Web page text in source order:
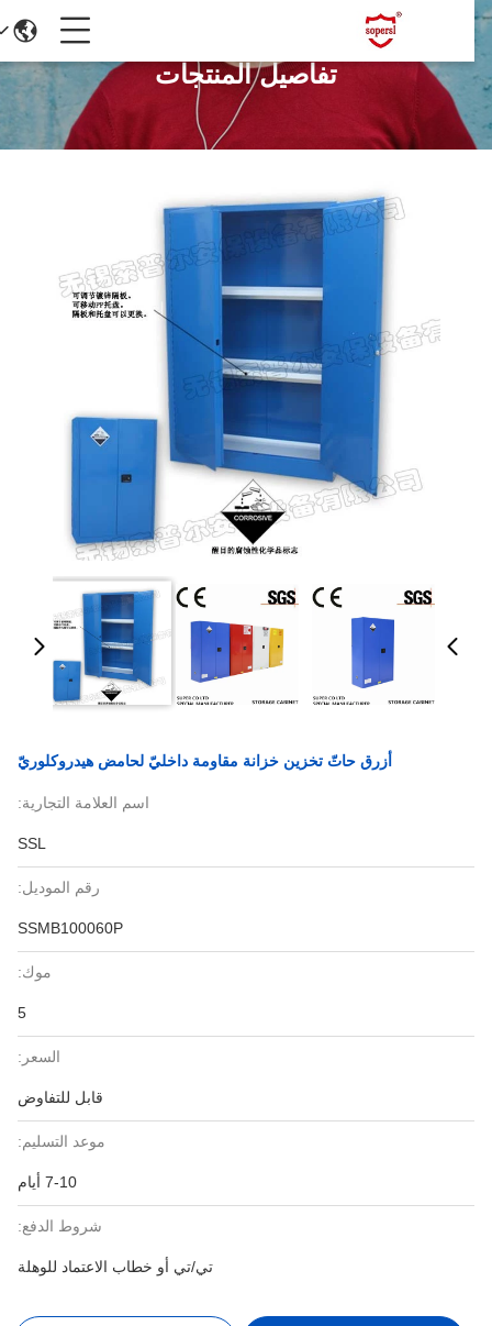
تفاصيل المنتجات
أزرق حاتّ تخزين خزانة مقاومة داخليّ لحامض هيدروكلوريّ
اسم العلامة التجارية:
SSL
رقم الموديل:
SSMB100060P
موك:
5
السعر:
قابل للتفاوض
موعد التسليم:
7-10 أيام
شروط الدفع:
تي/تي أو خطاب الاعتماد للوهلة